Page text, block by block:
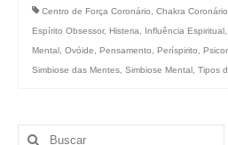
Centro de Força Coronário, Chakra Coronário
Espírito Obsessor, Histeria, Influência Espiritual ,
Mental , Ovóide, Pensamento, Períspirito,
Simbiose das Mentes, Simbiose Mental , Tipos
Buscar